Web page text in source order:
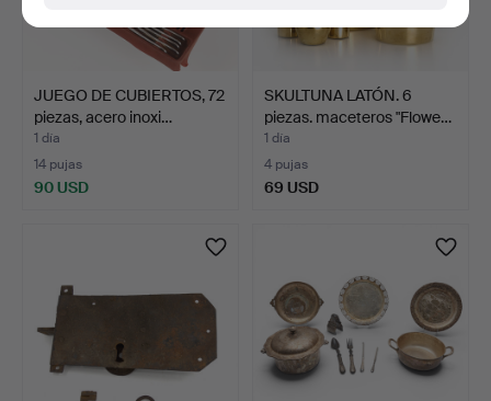
JUEGO DE CUBIERTOS, 72
piezas, acero inoxi…
1 día
14 pujas
90 USD
SKULTUNA LATÓN. 6
piezas. maceteros "Flowe…
1 día
4 pujas
69 USD